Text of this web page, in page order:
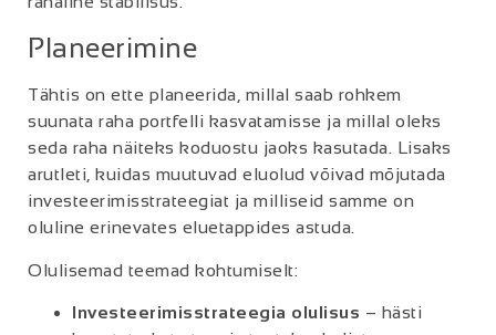
Planeerimine
Tähtis on ette planeerida, millal saab rohkem
suunata raha portfelli kasvatamisse ja millal oleks
seda raha näiteks koduostu jaoks kasutada. Lisaks
arutleti, kuidas muutuvad eluolud võivad mõjutada
investeerimisstrateegiat ja milliseid samme on
oluline erinevates eluetappides astuda.
Olulisemad teemad kohtumiselt:
Investeerimisstrateegia olulisus – hästi